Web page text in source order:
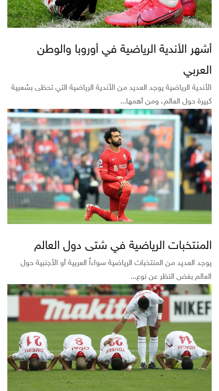
أشهر الأندية الرياضية في أوروبا والوطن
العربي
الأندية الرياضية يوجد العديد من الأندية الرياضية التي تحظى بشعبية
كبيرة حول العالم، ومن أهمها...
المنتخبات الرياضية في شتى دول العالم
يوجد العديد من المنتخبات الرياضية سواءاً العربية أو الأجنبية حول
العالم بغض النظر عن نوع...